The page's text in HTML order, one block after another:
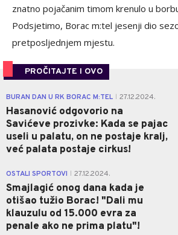
znatno pojačanim timom krenulo u
Podsjetimo, Borac m:tel jesenji dio
pretposljednjem mjestu.
PROČITAJTE I OVO
BURAN DAN U RK BORAC M:TEL 27.12.2024.
Hasanović odgovorio na
Savićeve prozivke: Kada se pajac
useli u palatu, on ne postaje kralj,
već palata postaje cirkus!
OSTALI SPORTOVI 27.12.2024.
Smajlagić onog dana kada je
otišao tužio Borac! "Dali mu
klauzulu od 15.000 evra za
penale ako ne prima platu"!